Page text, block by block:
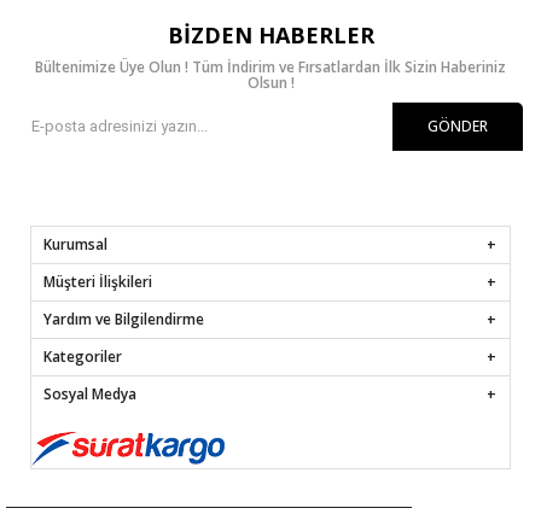
BIZDEN HABERLER
Bültenimize Üye Olun ! Tüm İndirim ve Fırsatlardan İlk Sizin Haberiniz
Olsun !
GÖNDER
Kurumsal
Müşteri İlişkileri
Yardım ve Bilgilendirme
Kategoriler
Sosyal Medya